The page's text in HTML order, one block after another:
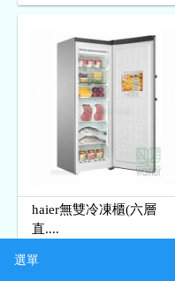
選單
haier無雙冷凍櫃(六層
直....